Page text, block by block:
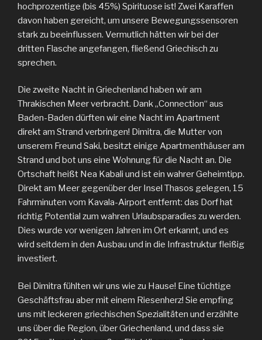
hochprozentige (bis 45%) Spirituose ist! Zwei Karaffen
davon haben gereicht, um unsere Bewegungssensoren
stark zu beeinflussen. Vermutlich hätten wir bei der
dritten Flasche angefangen, fließend Griechisch zu
sprechen.
Die zweite Nacht in Griechenland haben wir am
Thrakischen Meer verbracht. Dank „Connection“ aus
Baden-Baden dürften wir eine Nacht im Apartment
direkt am Strand verbringen! Dimitra, die Mutter von
unserem Freund Saki, besitzt einige Apartmenthäuser am
Strand und bot uns eine Wohnung für die Nacht an. Die
Ortschaft heißt Nea Kabali und ist ein wahrer Geheimtipp.
Direkt am Meer gegenüber der Insel Thasos gelegen, 15
Fahrminuten vom Kavala-Airport entfernt: das Dorf hat
richtig Potential zum wahren Urlaubsparadies zu werden.
Dies wurde vor wenigen Jahren im Ort erkannt, und es
wird seitdem in den Ausbau und in die Infrastruktur fleißig
investiert.
Bei Dimitra fühlten wir uns wie zu Hause! Eine tüchtige
Geschäftsfrau aber mit einem Riesenherz! Sie empfing
uns mit leckeren griechischen Spezialitäten und erzählte
uns über die Region, über Griechenland, und dass sie